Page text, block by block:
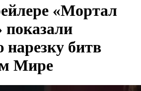
«Мортал
показали
битв
Мире